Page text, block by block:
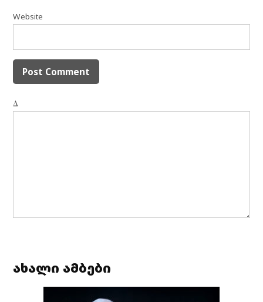
Website
Δ
ახალი ამბები